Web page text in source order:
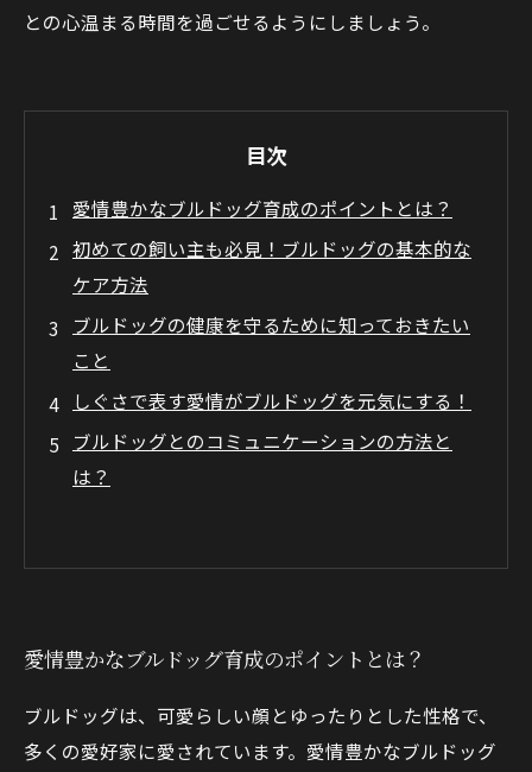
との心温まる時間を過ごせるようにしましょう。
目次
愛情豊かなブルドッグ育成のポイントとは？
初めての飼い主も必見！ブルドッグの基本的な
ケア方法
ブルドッグの健康を守るために知っておきたい
こと
しぐさで表す愛情がブルドッグを元気にする！
ブルドッグとのコミュニケーションの方法と
は？
愛情豊かなブルドッグ育成のポイントとは？
ブルドッグは、可愛らしい顔とゆったりとした性格で、
多くの愛好家に愛されています。愛情豊かなブルドッグ